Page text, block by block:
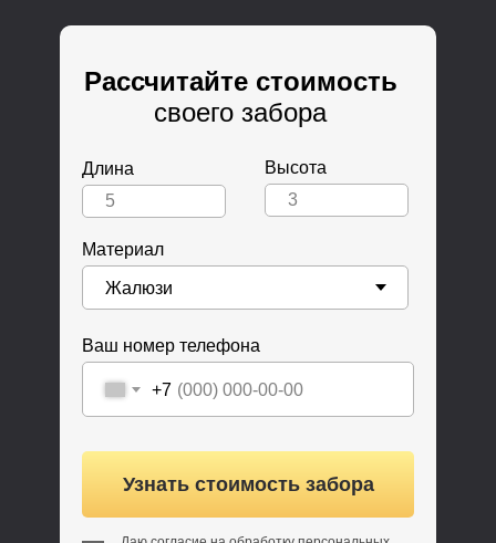
Узнать стоимость забора
Ваш номер телефона
+7
Рассчитайте стоимость
своего забора
Длина Высота
Материал